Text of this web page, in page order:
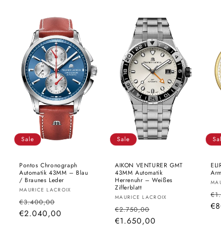
Sale
Pontos Chronograph
Automatik 43MM – Blau
/ Braunes Leder
Anbieter:
MAURICE LACROIX
Normaler
Preis
€3.400,00
€2.040,00
Sale
AIKON VENTURER GMT
43MM Automatik
Herrenuhr – Weißes
Zifferblatt
Anbieter:
MAURICE LACROIX
Normaler
Preis
€2.750,00
€1.650,00